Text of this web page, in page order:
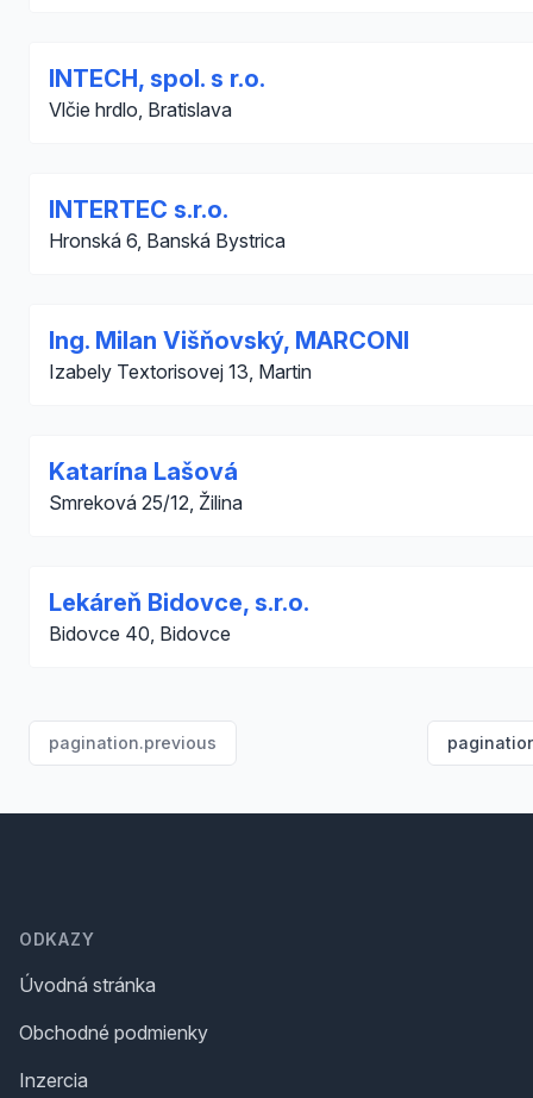
INTECH, spol. s r.o.
Vlčie hrdlo, Bratislava
INTERTEC s.r.o.
Hronská 6, Banská Bystrica
Ing. Milan Višňovský, MARCONI
Izabely Textorisovej 13, Martin
Katarína Lašová
Smreková 25/12, Žilina
Lekáreň Bidovce, s.r.o.
Bidovce 40, Bidovce
pagination.previous
ODKAZY
Úvodná stránka
Obchodné podmienky
Inzercia